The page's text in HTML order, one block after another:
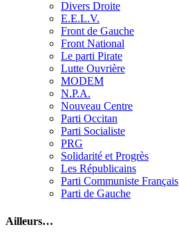
Divers Droite
E.E.L.V.
Front de Gauche
Front National
Le parti Pirate
Lutte Ouvrière
MODEM
N.P.A.
Nouveau Centre
Parti Occitan
Parti Socialiste
PRG
Solidarité et Progrès
Les Républicains
Parti Communiste Français
Parti de Gauche
Ailleurs…